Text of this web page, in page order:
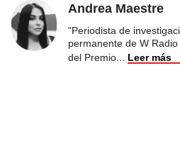
Andrea Maestre
"Periodista de
permanente de W
del Premio
Leer más